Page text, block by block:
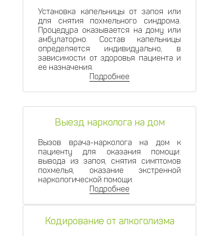
Установка капельницы от запоя или
для снятия похмельного синдрома.
Процедура оказывается на дому или
амбулаторно. Состав капельницы
определяется индивидуально, в
зависимости от здоровья пациента и
ее назначения.
Подробнее
Выезд нарколога на дом
Вызов врача-нарколога на дом к
пациенту для оказания помощи:
вывода из запоя, снятия симптомов
похмелья, оказание экстренной
наркологической помощи.
Подробнее
Кодирование от алкоголизма